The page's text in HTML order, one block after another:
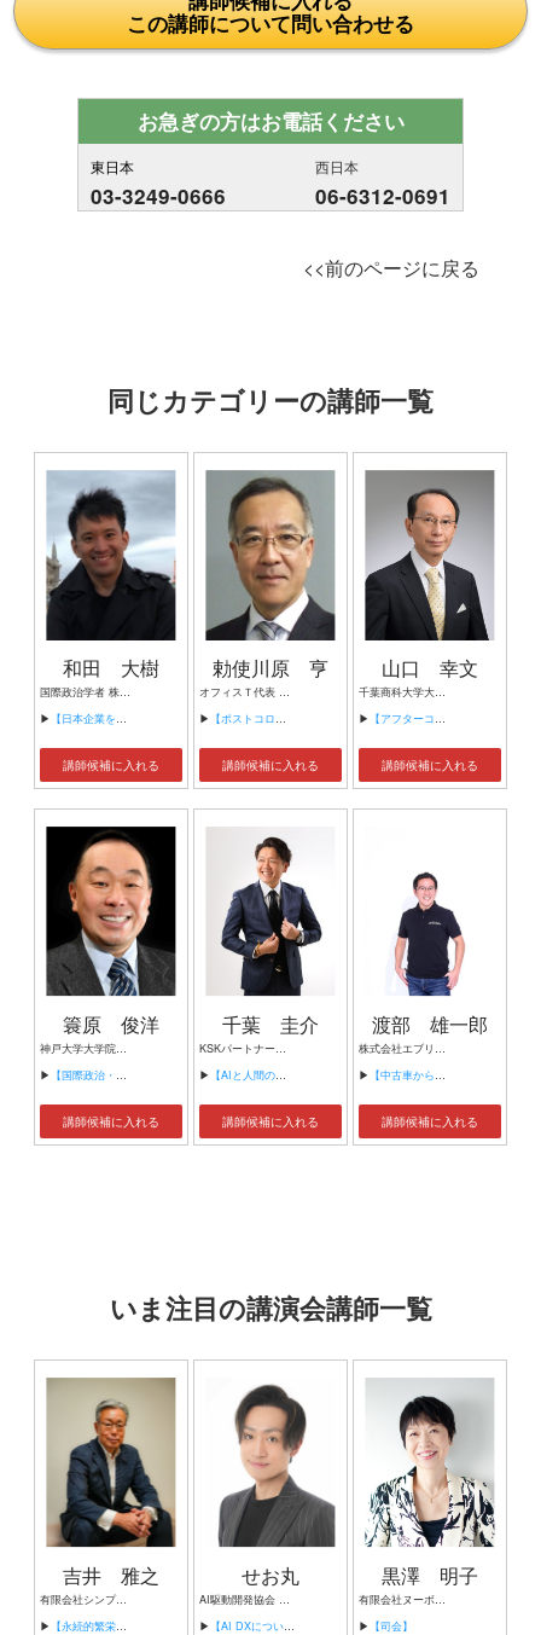
この講師について問い合わせる
お急ぎの方はお電話ください
東日本
03-3249-0666
西日本
06-6312-0691
<<前のページに戻る
同じカテゴリーの講師一覧
和田 大樹
国際政治学者 株式会社strategic intelligence 代表取締役 CEO
▶ 【日本企業をめぐる地政学リスク】
講師候補に入れる
勅使川原 亨
オフィスＴ代表 元富士ゼロックス（株）フェロー
▶ 【ポストコロナ、働くを変える、自分が変わる】
講師候補に入れる
山口 幸文
千葉商科大学大学院客員教授 （日本中小企業学会会員、日本工芸学会会員） 一般社団法人日本スポーツ・ヘルスケア・デザイン推進機構 理事 一般社団法人次世代構内光ネットワーク整備機構 代表理事
▶ 【アフターコロナを見据えての経営戦略】
講師候補に入れる
簑原 俊洋
▶ 【国際政治・安全保障・日米関係】
講師候補に入れる
千葉 圭介
▶ 【AIと人間の未来】
講師候補に入れる
渡部 雄一郎
▶ 【中古車から始める海外進出】
講師候補に入れる
いま注目の講演会講師一覧
吉井 雅之
有限会社シンプルタスク 代表取締役 習慣形成コンサルタント
▶ 【永続的繁栄の組織づくり】
せお丸
▶ 【AI DXについて】
黒澤 明子
▶ 【司会】